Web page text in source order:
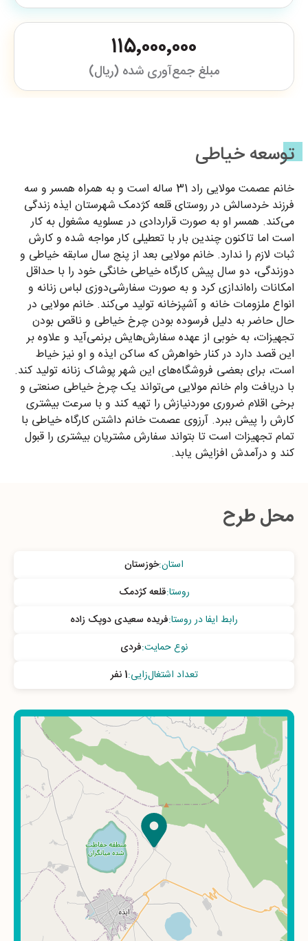
۱۱۵٬۰۰۰٬۰۰۰
مبلغ جمع‌آوری شده (ریال)
توسعه خیاطی
خانم عصمت مولایی راد 31 ساله است و به همراه همسر و سه
فرزند خردسالش در روستای قلعه کژدمک شهرستان ایذه زندگی
می‌کند. همسر او به صورت قراردادی در عسلویه مشغول به کار
است اما تاکنون چندین بار با تعطیلی کار مواجه شده‌ و کارش
ثبات لازم را ندارد. خانم مولایی بعد از پنج سال سابقه خیاطی و
دوزندگی، دو سال پیش کارگاه خیاطی خانگی خود را با حداقل
امکانات راه‌اندازی کرد و به صورت سفارشی‌دوزی لباس زنانه و
انواع ملزومات خانه و آشپزخانه تولید می‌کند. خانم مولایی در
حال حاضر به دلیل فرسوده بودن چرخ خیاطی و ناقص بودن
تجهیزات، به خوبی از عهده سفارش‌هایش برنمی‌آید و علاوه بر
این قصد دارد در کنار خواهرش که ساکن ایذه و او نیز خیاط
است، برای بعضی فروشگاه‌های این شهر پوشاک زنانه تولید کند.
با دریافت وام خانم مولایی می‌تواند یک چرخ خیاطی صنعتی و
برخی اقلام ضروری موردنیازش را تهیه کند و با سرعت بیشتری
کارش را پیش ببرد. آرزوی عصمت خانم داشتن کارگاه خیاطی با
تمام تجهیزات است تا بتواند سفارش مشتریان بیشتری را قبول
کند و درآمدش افزایش یابد.
محل طرح
استان:خوزستان
روستا:قلعه کژدمک
رابط ایفا در روستا:فریده سعیدی دوپک زاده
نوع حمایت:فردی
تعداد اشتغال‌زایی:1 نفر